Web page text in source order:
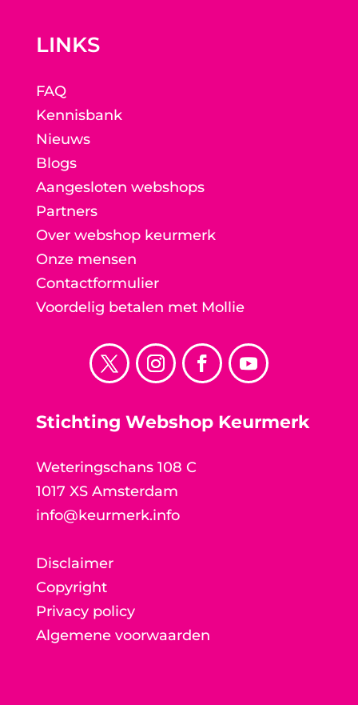
LINKS
FAQ
Kennisbank
Nieuws
Blogs
Aangesloten webshops
Partners
Over webshop keurmerk
Onze mensen
Contactformulier
Voordelig betalen met Mollie
Stichting Webshop Keurmerk
Weteringschans 108 C
1017 XS Amsterdam
info@keurmerk.info
Disclaimer
Copyright
Privacy policy
Algemene voorwaarden